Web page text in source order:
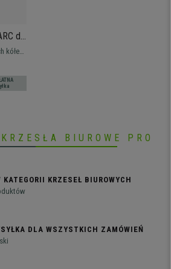
do
/
kółek
KRZESŁA BIUROWE PRO
KRZESEŁ BIUROWYCH
DLA WSZYSTKICH ZAMÓWIEŃ